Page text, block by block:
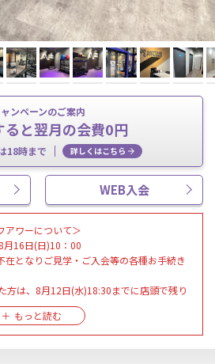
ンペーンのご案内
ると翌月の会費0円
18時まで 詳しくはこちら
WEB入会
アワーについて＞
月16日(日)10：00
在となりご見学・ご入会等の各種お手続き
方は、8月12日(水)18:30までに店頭で残り
ようお願いいたします。
(日)10：30からとなります。